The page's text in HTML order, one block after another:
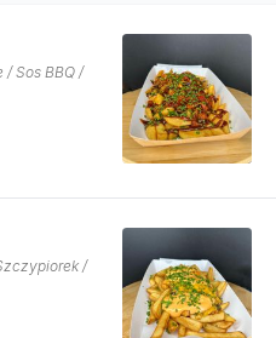
/ Sos BBQ /
/